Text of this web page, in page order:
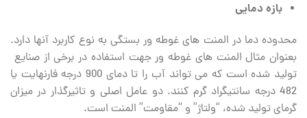
بازه دمایی
محدوده دما در المنت های غوطه ور بستگی به نوع کاربرد آنها دارد.
بعنوان مثال المنت های غوطه‏ ور جهت استفاده در برخی از صنایع
تولید شده است که می ‏تواند آب را تا دمای 900 درجه فارنهایت یا
482 درجه سانتیگراد گرم کنند. دو عامل اصلی و تاثیرگذار در میزان
گرمای تولید شده، “ولتاژ” و “مقاومت” المنت است.